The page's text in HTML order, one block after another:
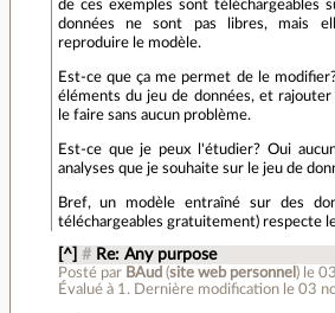
de ces exemples sont téléchargeables
données ne sont pas libres, mais
reproduire le modèle.
Est-ce que ça me permet de le
éléments du jeu de données, et
le faire sans aucun problème.
Est-ce que je peux l'étudier? Oui
analyses que je souhaite sur le jeu de
Bref, un modèle entraîné sur des
téléchargeables gratuitement) respecte
[^] # Re: Any purpose
Posté par BAud (site web personnel ) le
Évalué à 1 . Dernière modification le 03